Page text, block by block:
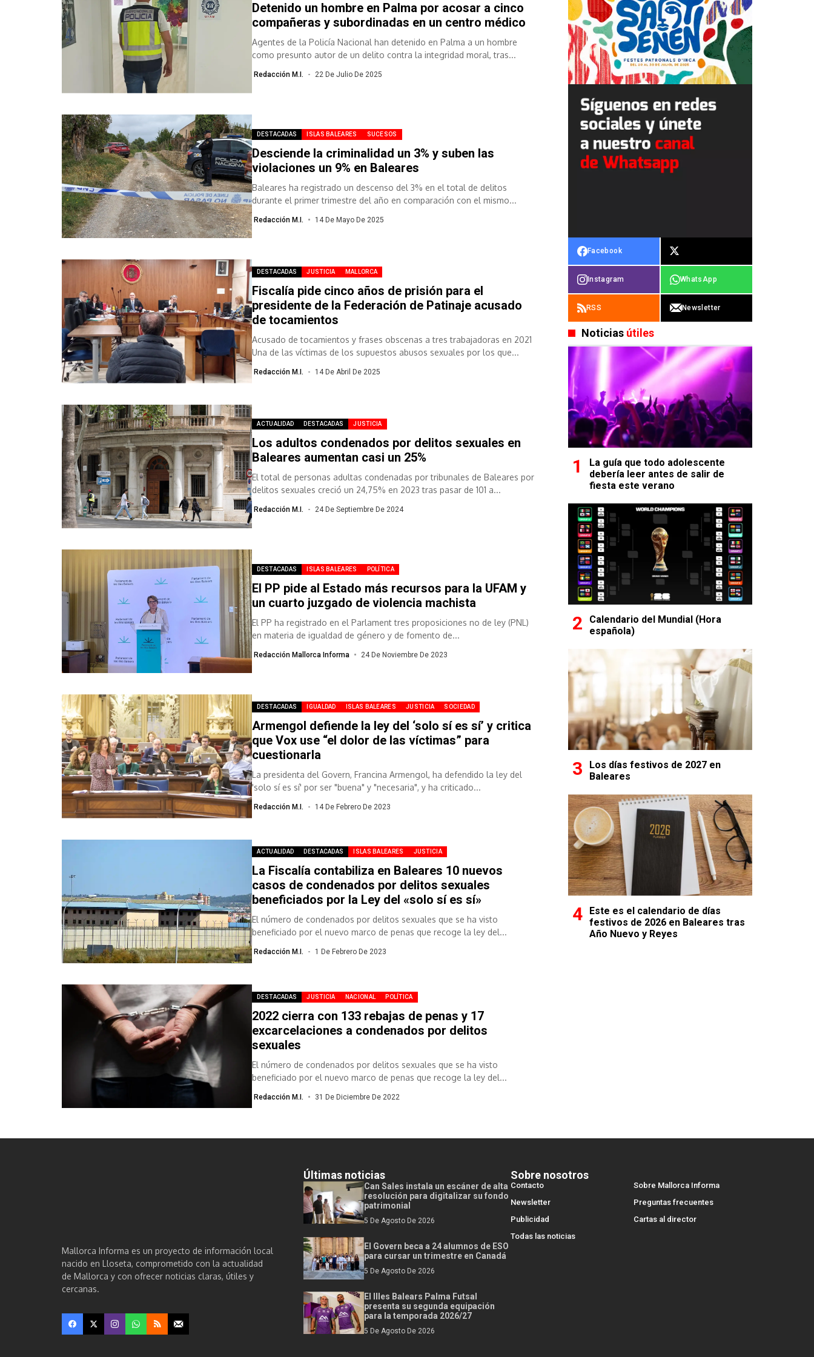
Detenido un hombre en Palma por acosar a cinco
compañeras y subordinadas en un centro médico
Agentes de la Policía Nacional han detenido en Palma a un hombre
como presunto autor de un delito contra la integridad moral, tras...
Redacción M.I. 22 De Julio De 2025
DESTACADAS ISLAS BALEARES SUCESOS
Desciende la criminalidad un 3% y suben las
violaciones un 9% en Baleares
Baleares ha registrado un descenso del 3% en el total de delitos
durante el primer trimestre del año en comparación con el mismo...
Redacción M.I. 14 De Mayo De 2025
DESTACADAS JUSTICIA MALLORCA
Fiscalía pide cinco años de prisión para el
presidente de la Federación de Patinaje acusado
de tocamientos
Acusado de tocamientos y frases obscenas a tres trabajadoras en 2021
Una de las víctimas de los supuestos abusos sexuales por los que...
Redacción M.I. 14 De Abril De 2025
ACTUALIDAD DESTACADAS JUSTICIA
Los adultos condenados por delitos sexuales en
Baleares aumentan casi un 25%
El total de personas adultas condenadas por tribunales de Baleares por
delitos sexuales creció un 24,75% en 2023 tras pasar de 101 a...
Redacción M.I. 24 De Septiembre De 2024
DESTACADAS ISLAS BALEARES POLÍTICA
El PP pide al Estado más recursos para la UFAM y
un cuarto juzgado de violencia machista
El PP ha registrado en el Parlament tres proposiciones no de ley (PNL)
en materia de igualdad de género y de fomento de...
Redacción Mallorca Informa 24 De Noviembre De 2023
DESTACADAS IGUALDAD ISLAS BALEARES JUSTICIA SOCIEDAD
Armengol defiende la ley del ‘solo sí es sí’ y critica
que Vox use “el dolor de las víctimas” para
cuestionarla
La presidenta del Govern, Francina Armengol, ha defendido la ley del
'solo sí es sí' por ser "buena" y "necesaria", y ha criticado...
Redacción M.I. 14 De Febrero De 2023
ACTUALIDAD DESTACADAS ISLAS BALEARES JUSTICIA
La Fiscalía contabiliza en Baleares 10 nuevos
casos de condenados por delitos sexuales
beneficiados por la Ley del «solo sí es sí»
El número de condenados por delitos sexuales que se ha visto
beneficiado por el nuevo marco de penas que recoge la ley del...
Redacción M.I. 1 De Febrero De 2023
DESTACADAS JUSTICIA NACIONAL POLÍTICA
2022 cierra con 133 rebajas de penas y 17
excarcelaciones a condenados por delitos
sexuales
El número de condenados por delitos sexuales que se ha visto
beneficiado por el nuevo marco de penas que recoge la ley del...
Redacción M.I. 31 De Diciembre De 2022
Facebook
Instagram WhatsApp
RSS Newsletter
Noticias útiles
La guía que todo adolescente
debería leer antes de salir de
fiesta este verano
Calendario del Mundial (Hora
española)
Los días festivos de 2027 en
Baleares
Este es el calendario de días
festivos de 2026 en Baleares tras
Año Nuevo y Reyes
Mallorca Informa es un proyecto de información local
nacido en Lloseta, comprometido con la actualidad
de Mallorca y con ofrecer noticias claras, útiles y
cercanas.
Últimas noticias
Can Sales instala un escáner de alta
resolución para digitalizar su fondo
patrimonial
5 De Agosto De 2026
El Govern beca a 24 alumnos de ESO
para cursar un trimestre en Canadá
5 De Agosto De 2026
El Illes Balears Palma Futsal
presenta su segunda equipación
para la temporada 2026/27
5 De Agosto De 2026
Sobre nosotros
Contacto
Sobre Mallorca Informa
Newsletter
Preguntas frecuentes
Publicidad
Cartas al director
Todas las noticias